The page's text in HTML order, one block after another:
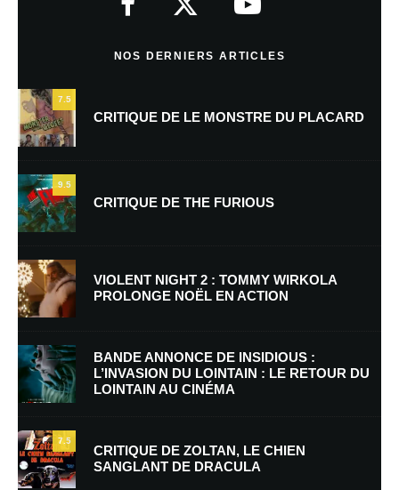
Nom*
E-mail *
Enregistrer mon nom, mon e-mail et mon site dans le navigateur pour
mon prochain commentaire.
Prévenez-moi de tous les nouveaux commentaires par e-mail.
NOS DERNIERS ARTICLES
7.5
CRITIQUE DE LE MONSTRE DU PLACARD
9.5
CRITIQUE DE THE FURIOUS
VIOLENT NIGHT 2 : TOMMY WIRKOLA
PROLONGE NOËL EN ACTION
BANDE ANNONCE DE INSIDIOUS :
L’INVASION DU LOINTAIN : LE RETOUR DU
LOINTAIN AU CINÉMA
7.5
CRITIQUE DE ZOLTAN, LE CHIEN
SANGLANT DE DRACULA